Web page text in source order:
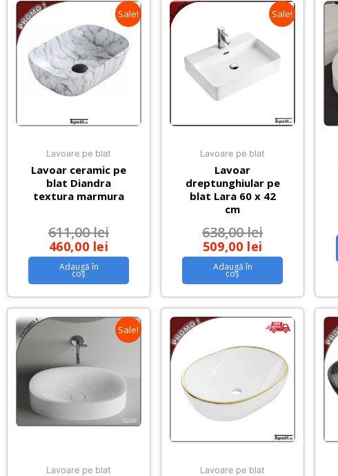
Sale!
Lavoare pe blat
Lavoar ceramic pe
blat Diandra
textura marmura
611,00lei
460,00 lei
Adaugă în
coș
Sale!
Lavoare pe blat
Lavoar
dreptunghiular pe
blat Lara 60 x 42
cm
638,00lei
509,00 lei
Adaugă în
coș
Sale!
Lavoare pe blat Lavoare pe blat